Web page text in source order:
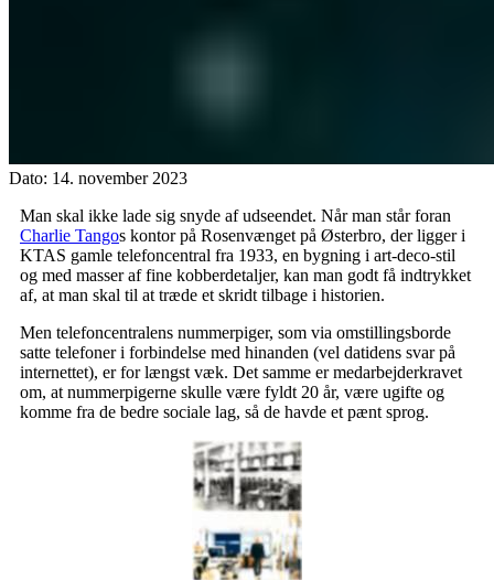
Dato: 14. november 2023
Man skal ikke lade sig snyde af udseendet. Når man står foran
Charlie Tangos kontor på Rosenvænget på Østerbro, der ligger i
KTAS gamle telefoncentral fra 1933, en bygning i art-deco-stil
og med masser af fine kobberdetaljer, kan man godt få indtrykket
af, at man skal til at træde et skridt tilbage i historien.
Men telefoncentralens nummerpiger, som via omstillingsborde
satte telefoner i forbindelse med hinanden (vel datidens svar på
internettet), er for længst væk. Det samme er medarbejderkravet
om, at nummerpigerne skulle være fyldt 20 år, være ugifte og
komme fra de bedre sociale lag, så de havde et pænt sprog.